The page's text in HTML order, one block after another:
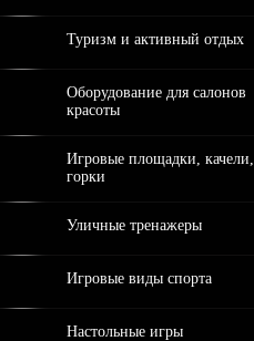
Туризм и активный отдых
Оборудование для салонов
красоты
Игровые площадки, качели,
горки
Уличные тренажеры
Игровые виды спорта
Настольные игры